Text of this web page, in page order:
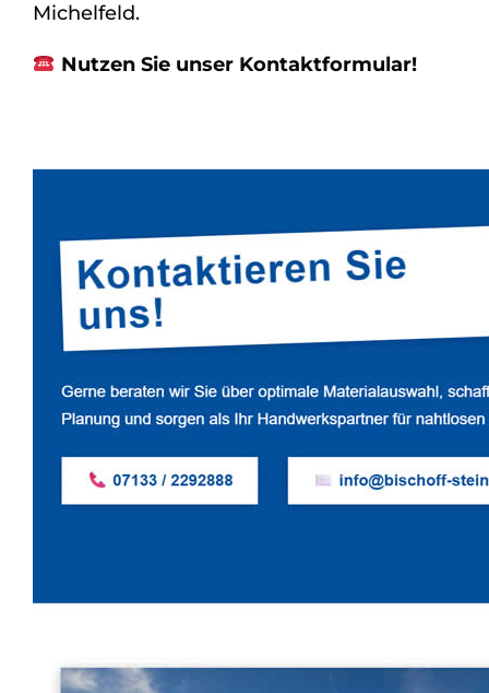
Michelfeld.
Nutzen Sie unser Kontaktformular!